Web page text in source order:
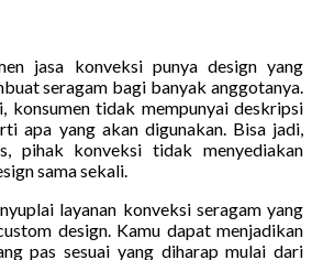
jasa konveksi punya design yang
seragam bagi banyak anggotanya.
konsumen tidak mempunyai deskripsi
apa yang akan digunakan. Bisa jadi,
pihak konveksi tidak menyediakan
sama sekali.
layanan konveksi seragam yang
design. Kamu dapat menjadikan
pas sesuai yang diharap mulai dari